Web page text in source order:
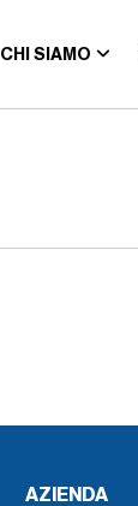
CHI SIAMO
AZIENDA